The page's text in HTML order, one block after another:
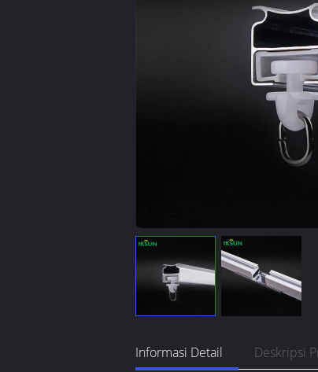
Informasi Detail Deskripsi